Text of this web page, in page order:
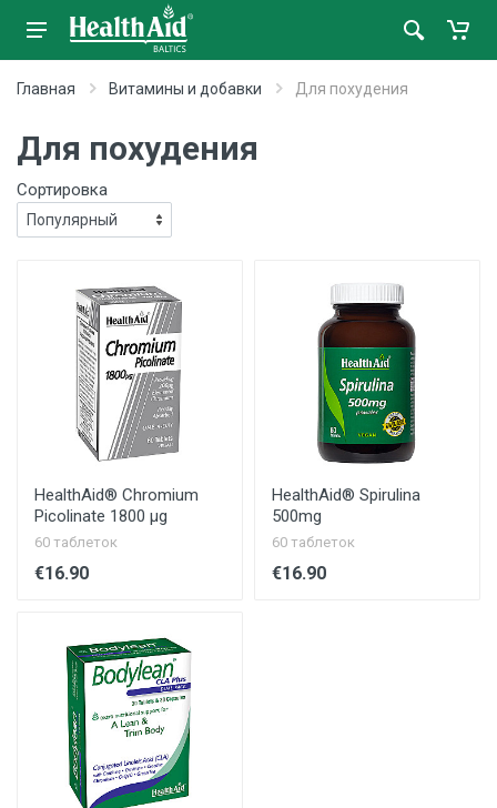
Главная Витамины и добавки Для похудения
Для похудения
Сортировка
HealthAid® Chromium
Picolinate 1800 µg
60 таблеток
€16.90
HealthAid® Spirulina
500mg
60 таблеток
€16.90